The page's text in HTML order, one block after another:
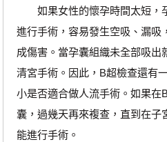
如果女性的懷孕時間太短，
進行手術，容易發生空吸、漏吸
成傷害。當孕囊組織未全部吸出
清宮手術。因此，B超檢查還有
小是否適合做人流手術。如果在
囊，過幾天再來複查，直到在子
能進行手術。